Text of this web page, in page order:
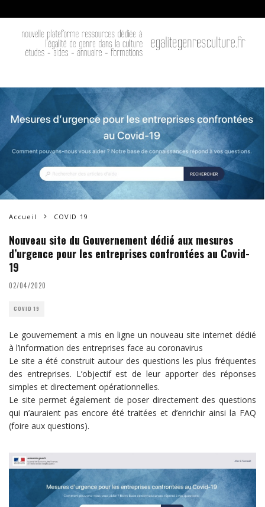
Accueil COVID 19
Nouveau site du Gouvernement dédié aux mesures
d’urgence pour les entreprises confrontées au Covid-
19
02/04/2020
COVID 19
Le gouvernement a mis en ligne un nouveau site internet dédié
à l’information des entreprises face au coronavirus
Le site a été construit autour des questions les plus fréquentes
des entreprises. L’objectif est de leur apporter des réponses
simples et directement opérationnelles.
Le site permet également de poser directement des questions
qui n’auraient pas encore été traitées et d’enrichir ainsi la FAQ
(foire aux questions).